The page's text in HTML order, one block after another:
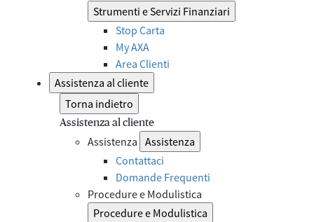
Strumenti e Servizi Finanziari
Stop Carta
My AXA
Area Clienti
Assistenza al cliente
Torna indietro
Assistenza al cliente
Assistenza Assistenza
Contattaci
Domande Frequenti
Procedure e Modulistica
Procedure e Modulistica